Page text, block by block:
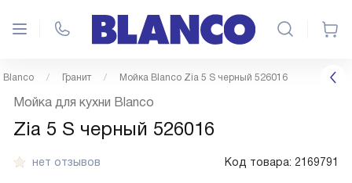
Blanco Гранит Мойка Blanco Zia 5 S черный 526016
нет отзывов Код товара: 2169791
Мойка для кухни Blanco
Zia 5 S черный 526016